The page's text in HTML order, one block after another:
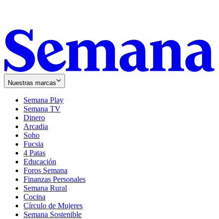
Nuestras marcas
Semana Play
Semana TV
Dinero
Arcadia
Soho
in
new
window
Fucsia
in
new
window
4 Patas
Educación
Foros Semana
Finanzas Personales
Semana Rural
Cocina
Círculo de Mujeres
Semana Sostenible